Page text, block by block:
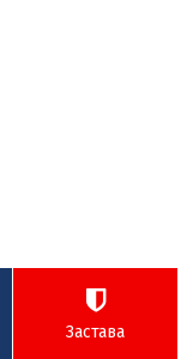
Застава